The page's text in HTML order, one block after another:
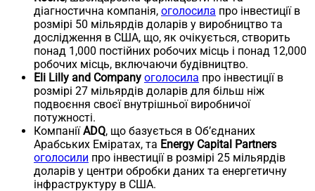
діагностична компанія, оголосила про інвестиції в
розмірі 50 мільярдів доларів у виробництво та
дослідження в США, що, як очікується, створить
понад 1,000 постійних робочих місць і понад 12,000
робочих місць, включаючи будівництво.
Eli Lilly and Company оголосила про інвестиції в
розмірі 27 мільярдів доларів для більш ніж
подвоєння своєї внутрішньої виробничої
потужності.
КомпаніїADQ, що базується в Об’єднаних
Арабських Еміратах, та Energy Capital Partners
оголосили про інвестиції в розмірі 25 мільярдів
доларів у центри обробки даних та енергетичну
інфраструктуру в США.